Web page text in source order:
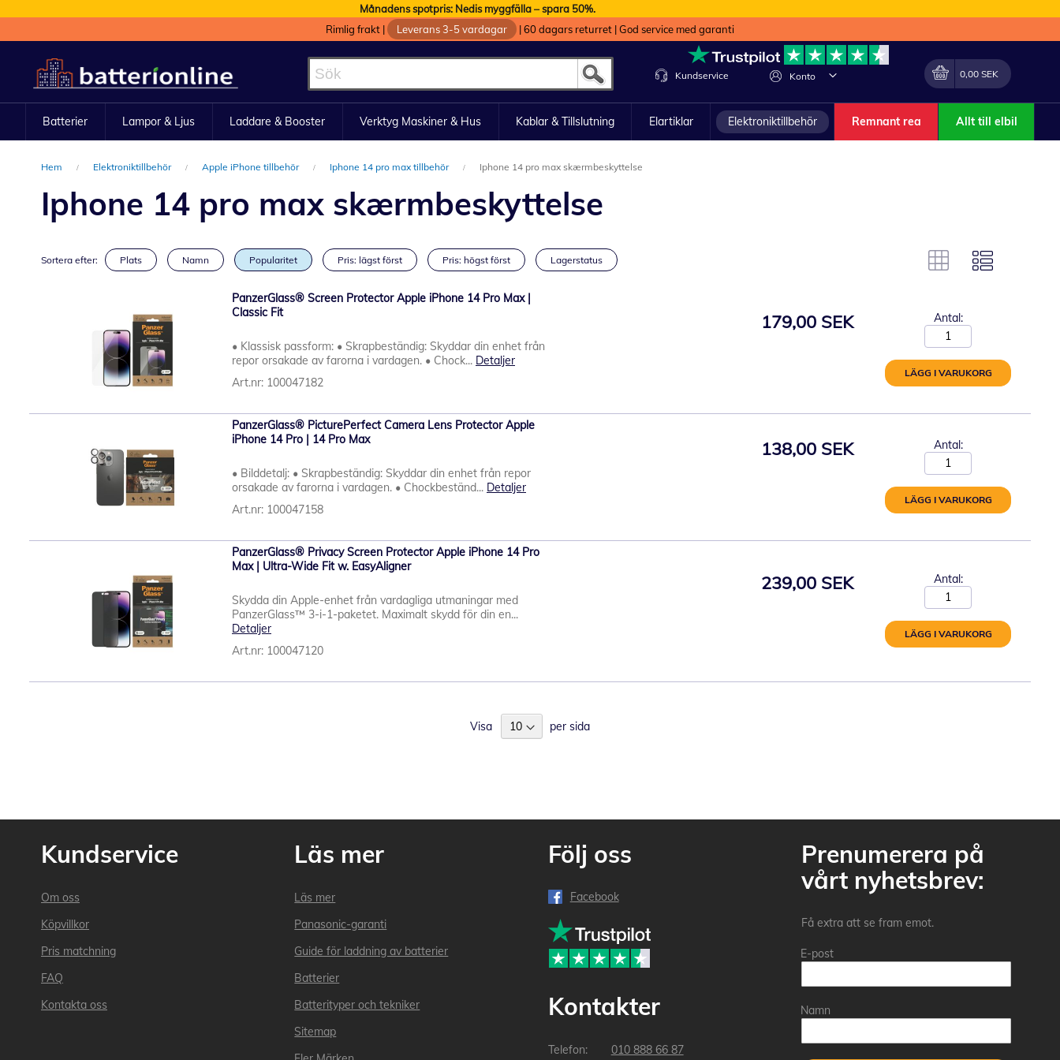
Månadens spotpris: Nedis myggfälla – spara 50%.
Rimlig frakt | Leverans 3-5 vardagar |60 dagars returret |God service med garanti
till
innehållet
Konto Förändra
Min kundvagn
0,00 SEK
Kundservice
Batterier Lampor & Ljus Laddare & Booster Verktyg Maskiner & Hus Kablar & Tillslutning Elartiklar Elektroniktillbehör Remnant rea Allt till elbil
Hem Elektroniktillbehör Apple iPhone tillbehör Iphone 14 pro max tillbehör Iphone 14 pro max skærmbeskyttelse
Iphone 14 pro max skærmbeskyttelse
Sortera efter: Plats Namn Popularitet Pris: lägst först Pris: högst först Lagerstatus
PanzerGlass® Screen Protector Apple iPhone 14 Pro Max |
Classic Fit
• Klassisk passform: • Skrapbeständig: Skyddar din enhet från
repor orsakade av farorna i vardagen. • Chock... Detaljer
Art.nr: 100047182
179,00 SEK Antal:
LÄGG I VARUKORG
PanzerGlass® PicturePerfect Camera Lens Protector Apple
iPhone 14 Pro | 14 Pro Max
• Bilddetalj: • Skrapbeständig: Skyddar din enhet från repor
orsakade av farorna i vardagen. • Chockbeständ... Detaljer
Art.nr: 100047158
138,00 SEK Antal:
LÄGG I VARUKORG
PanzerGlass® Privacy Screen Protector Apple iPhone 14 Pro
Max | Ultra-Wide Fit w. EasyAligner
Skydda din Apple-enhet från vardagliga utmaningar med
PanzerGlass™ 3-i-1-paketet. Maximalt skydd för din en...
Detaljer
Art.nr: 100047120
239,00 SEK Antal:
LÄGG I VARUKORG
Visa per sida
Kundservice
Om oss
Köpvillkor
Pris matchning
FAQ
Kontakta oss
Läs mer
Läs mer
Panasonic-garanti
Guide för laddning av batterier
Batterier
Batterityper och tekniker
Sitemap
Följ oss
Facebook
Kontakter
010 888 66 87
Prenumerera på
vårt nyhetsbrev:
Få extra att se fram emot.
E-post
Namn